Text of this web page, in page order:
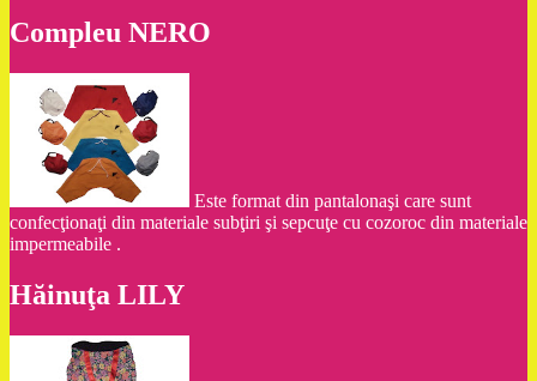
Compleu NERO
Este format din pantalonaşi care sunt
confecţionaţi din materiale subţiri şi sepcuţe cu cozoroc din materiale
impermeabile .
Hăinuţa LILY